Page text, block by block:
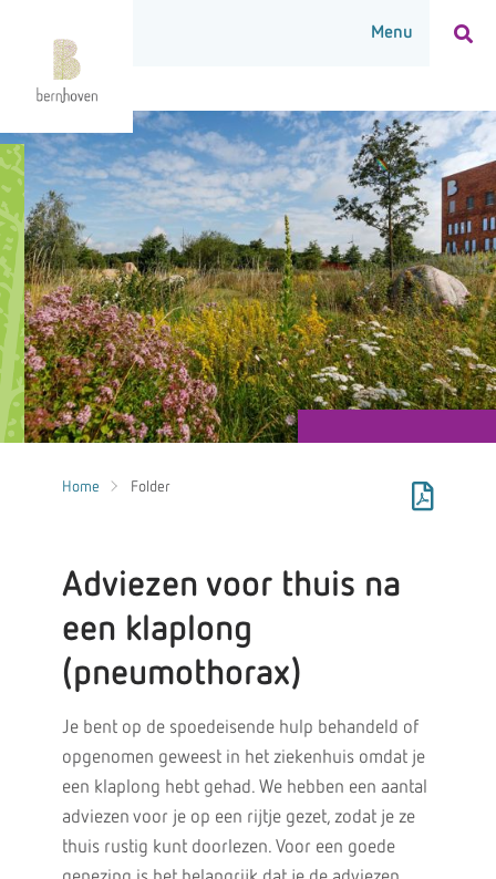
Home Folder
Adviezen voor thuis na
een klaplong
(pneumothorax)
Je bent op de spoedeisende hulp behandeld of
opgenomen geweest in het ziekenhuis omdat je
een klaplong hebt gehad. We hebben een aantal
adviezen voor je op een rijtje gezet, zodat je ze
thuis rustig kunt doorlezen. Voor een goede